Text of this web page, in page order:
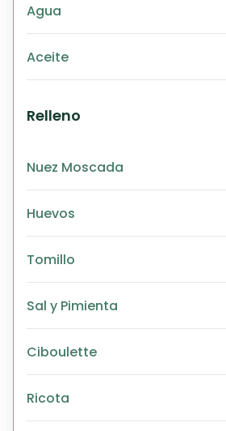
Agua
Aceite
Relleno
Nuez Moscada
Huevos
Tomillo
Sal y Pimienta
Ciboulette
Ricota